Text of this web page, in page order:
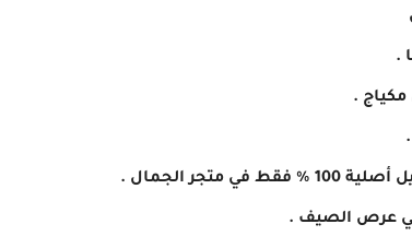
.
.
في متجر الجمال .
عرص الصيف .